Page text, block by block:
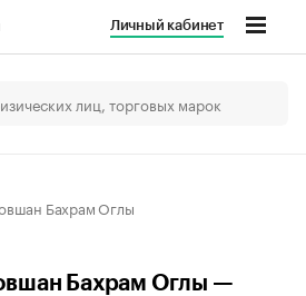
Личный кабинет
Бахрам Оглы
Бахрам Оглы —